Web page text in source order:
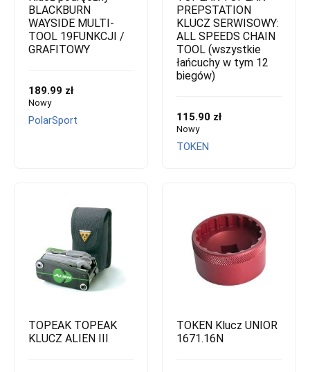
BLACKBURN
WAYSIDE MULTI-
TOOL 19FUNKCJI /
GRAFITOWY
189.99 zł
Nowy
PolarSport
PREPSTATION
KLUCZ SERWISOWY:
ALL SPEEDS CHAIN
TOOL (wszystkie
łańcuchy w tym 12
biegów)
115.90 zł
Nowy
TOKEN
TOPEAK TOPEAK
KLUCZ ALIEN III
TOKEN Klucz UNIOR
1671.16N